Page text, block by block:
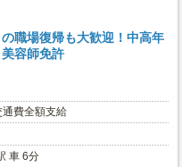
の職場復帰も大歓迎！中高年
容師免許
費全額支給
車 6分